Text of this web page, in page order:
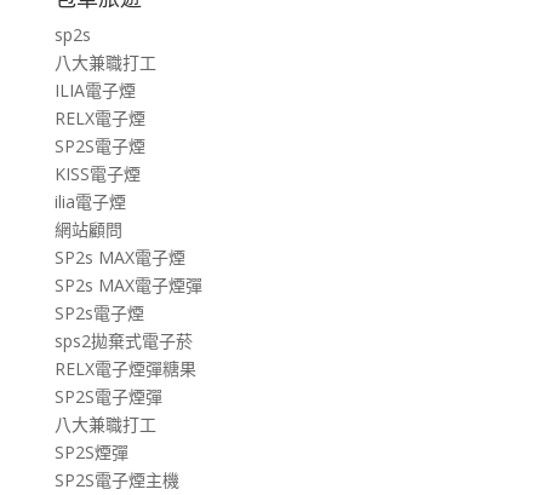
sp2s
八大兼職打工
ILIA電子煙
RELX電子煙
SP2S電子煙
KISS電子煙
ilia電子煙
網站顧問
SP2s MAX電子煙
SP2s MAX電子煙彈
SP2s電子煙
sps2拋棄式電子菸
RELX電子煙彈糖果
SP2S電子煙彈
八大兼職打工
SP2S煙彈
SP2S電子煙主機